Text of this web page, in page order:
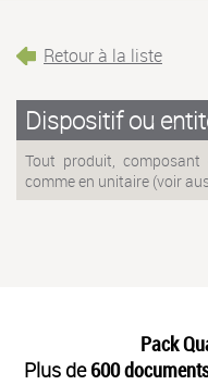
Retour à la liste
Dispositif ou
Tout produit,
comme en unitaire (voir
Pack
Plus de600